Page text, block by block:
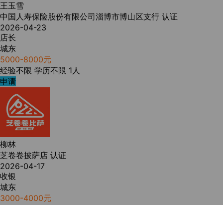
王玉雪
中国人寿保险股份有限公司淄博市博山区支行 认证
2026-04-23
店长
城东
5000-8000元
经验不限 学历不限 1人
申请
柳林
芝卷卷披萨店 认证
2026-04-17
收银
城东
3000-4000元